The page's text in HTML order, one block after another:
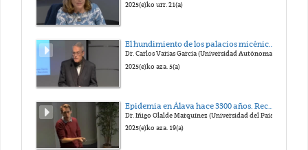
2025(e)ko urr. 21(a)
El hundimiento de los palacios micénicos (1200 a.C.): ¿una catástrofe previsible?
2025(e)ko aza. 5(a)
Dr. Iñigo Olalde Marquínez (Universidad del País
2025(e)ko aza. 19(a)